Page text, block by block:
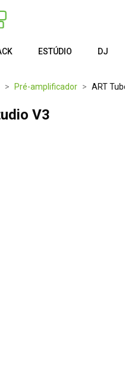
ESTÚDIO DJ
Pré-amplificador ART
V3